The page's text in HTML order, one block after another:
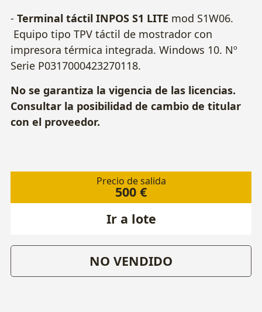
- Terminal táctil INPOS S1 LITE mod S1W06.
Equipo tipo TPV táctil de mostrador con
impresora térmica integrada. Windows 10. Nº
Serie P0317000423270118.
No se garantiza la vigencia de las licencias.
Consultar la posibilidad de cambio de titular
con el proveedor.
Precio de salida
500 €
Ir a lote
NO VENDIDO